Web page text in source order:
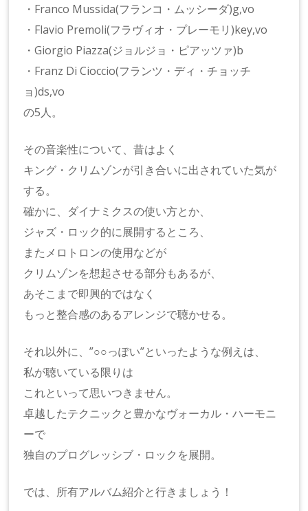
・Franco Mussida(フランコ・ムッシーダ)g,vo
・Flavio Premoli(フラヴィオ・プレーモリ)key,vo
・Giorgio Piazza(ジョルジョ・ピアッツァ)b
・Franz Di Cioccio(フランツ・ディ・チョッチ
ョ)ds,vo
の5人。
その音楽性について、昔はよく
キング・クリムゾンが引き合いに出されていた気が
する。
確かに、ダイナミクスの使い方とか、
ジャズ・ロック的に展開するところ、
またメロトロンの使用などが
クリムゾンを想起させる部分もあるが、
あそこまで即興的ではなく
もっと整合感のあるアレンジで聴かせる。
それ以外に、”○○っぽい”といったような例えは、
私が聴いている限りは
これといって思いつきません。
卓越したテクニックと豊かなヴォーカル・ハーモニ
ーで
独自のプログレッシブ・ロックを展開。
では、所有アルバム紹介と行きましょう！